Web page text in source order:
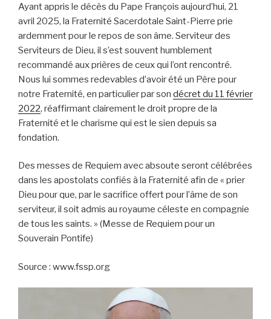
Ayant appris le décès du Pape François aujourd’hui, 21
avril 2025, la Fraternité Sacerdotale Saint-Pierre prie
ardemment pour le repos de son âme. Serviteur des
Serviteurs de Dieu, il s’est souvent humblement
recommandé aux prières de ceux qui l’ont rencontré.
Nous lui sommes redevables d’avoir été un Père pour
notre Fraternité, en particulier par son décret du 11 février
2022, réaffirmant clairement le droit propre de la
Fraternité et le charisme qui est le sien depuis sa
fondation.
Des messes de Requiem avec absoute seront célébrées
dans les apostolats confiés à la Fraternité afin de « prier
Dieu pour que, par le sacrifice offert pour l’âme de son
serviteur, il soit admis au royaume céleste en compagnie
de tous les saints. » (Messe de Requiem pour un
Souverain Pontife)
Source : www.fssp.org